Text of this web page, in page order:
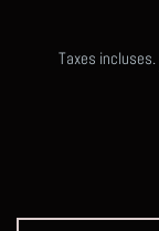
Taxes incluses.